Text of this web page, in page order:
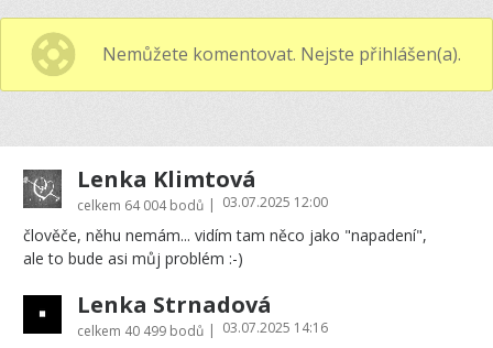
Nemůžete komentovat. Nejste přihlášen(a).
Lenka Klimtová
celkem 64 004 bodů | 03.07.2025 12:00
člověče, něhu nemám... vidím tam něco jako "napadení",
ale to bude asi můj problém :-)
Lenka Strnadová
celkem 40 499 bodů | 03.07.2025 14:16